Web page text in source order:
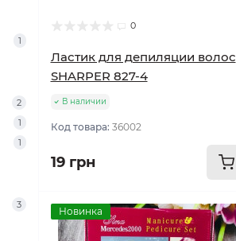
1
2
1
1
3
0
Ластик для депиляции волос
SHARPER 827-4
В наличии
Код товара: 36002
19 грн
Новинка